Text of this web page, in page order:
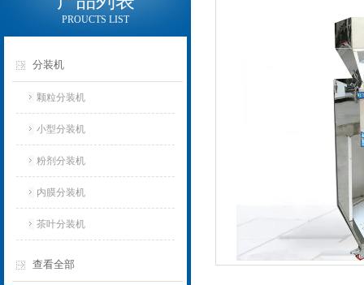
PROUCTS LIST
分装机
颗粒分装机
小型分装机
粉剂分装机
内膜分装机
茶叶分装机
查看全部